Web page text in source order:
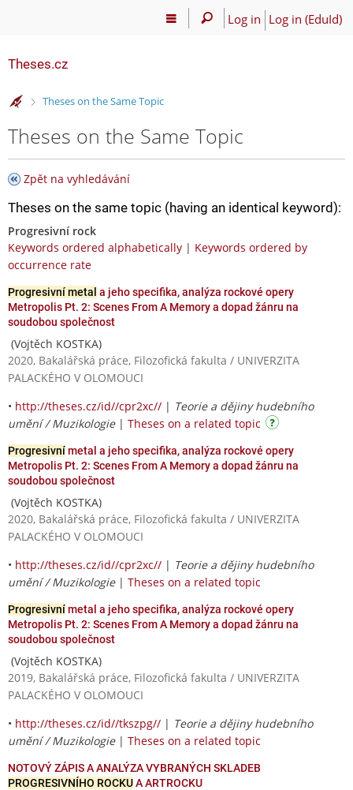
Log in Log in (EduId)
Theses.cz
>
Theses on the Same Topic
Theses on the Same Topic
Zpět na vyhledávání
Theses on the same topic (having an identical keyword):
Progresivní rock
Keywords ordered alphabetically | Keywords ordered by
occurrence rate
Progresivní metal a jeho specifika, analýza rockové opery
Metropolis Pt. 2: Scenes From A Memory a dopad žánru na
soudobou společnost
(Vojtěch KOSTKA)
2020, Bakalářská práce, Filozofická fakulta / UNIVERZITA
PALACKÉHO V OLOMOUCI
• http://theses.cz/id//cpr2xc// | Teorie a dějiny hudebního
umění / Muzikologie| Theses on a related topic
Progresivnímetal a jeho specifika, analýza rockové opery
Metropolis Pt. 2: Scenes From A Memory a dopad žánru na
soudobou společnost
(Vojtěch KOSTKA)
2020, Bakalářská práce, Filozofická fakulta / UNIVERZITA
PALACKÉHO V OLOMOUCI
• http://theses.cz/id//cpr2xc// | Teorie a dějiny hudebního
umění / Muzikologie| Theses on a related topic
Progresivnímetal a jeho specifika, analýza rockové opery
Metropolis Pt. 2: Scenes From A Memory a dopad žánru na
soudobou společnost
(Vojtěch KOSTKA)
2019, Bakalářská práce, Filozofická fakulta / UNIVERZITA
PALACKÉHO V OLOMOUCI
• http://theses.cz/id//tkszpg// | Teorie a dějiny hudebního
umění / Muzikologie| Theses on a related topic
NOTOVÝ ZÁPIS A ANALÝZA VYBRANÝCH SKLADEB
PROGRESIVNÍHO ROCKUA ARTROCKU